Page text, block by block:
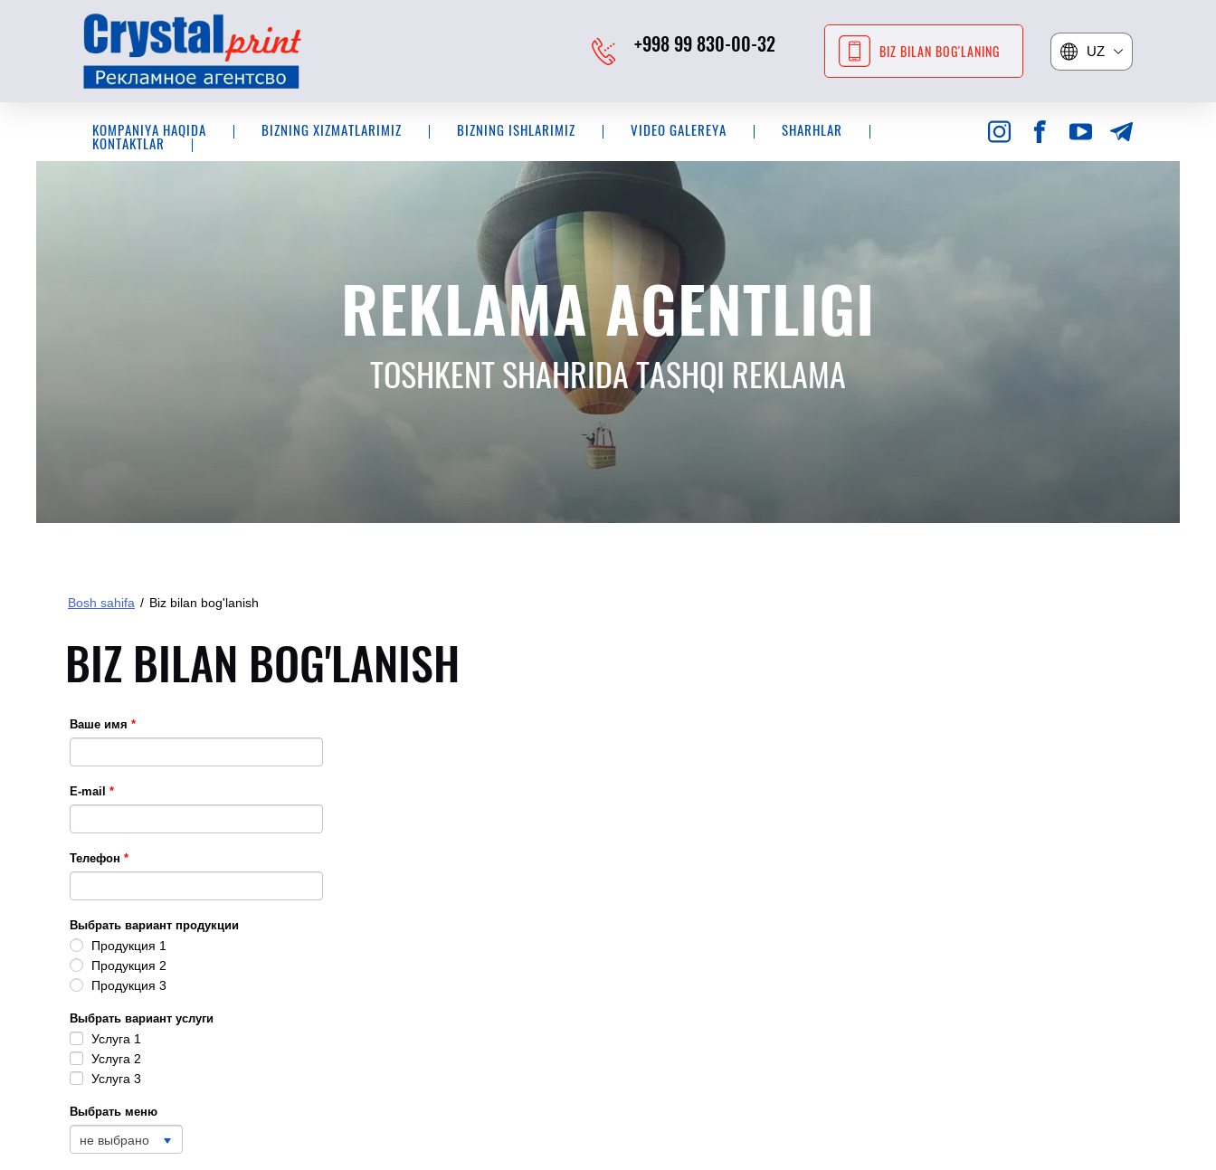
UZ
BIZ BILAN BOG'LANING
+998 99 830-00-32
KOMPANIYA HAQIDA BIZNING XIZMATLARIMIZ BIZNING ISHLARIMIZ VIDEO GALEREYA
SHARHLAR
KONTAKTLAR
REKLAMA AGENTLIGI
TOSHKENT SHAHRIDA TASHQI REKLAMA
БУХГАЛТЕРСКОЕ СОПРОВОЖДЕНИЕ
ВАШЕГО БИЗНЕСА
В МОСКВЕ И МО
Bosh sahifa / Biz bilan bog'lanish
BIZ BILAN BOG'LANISH
Ваше имя *
E-mail *
Телефон *
Выбрать вариант продукции
Продукция 1
Продукция 2
Продукция 3
Выбрать вариант услуги
Услуга 1
Услуга 2
Услуга 3
Выбрать меню
не выбрано